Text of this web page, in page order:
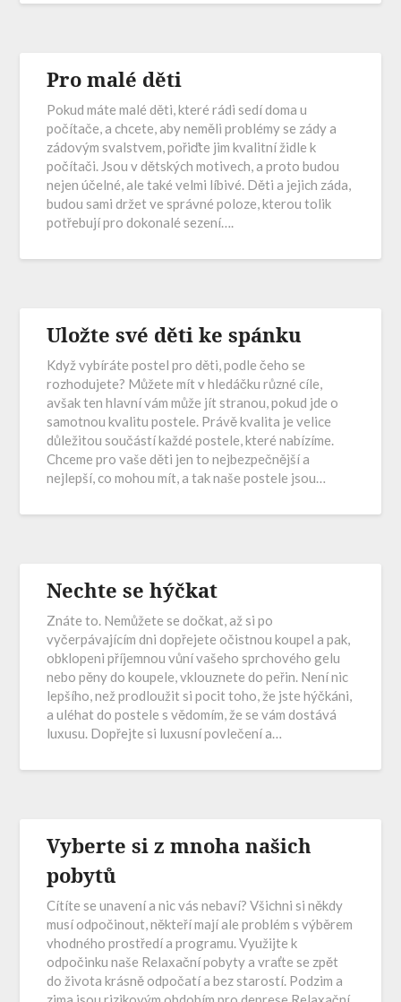
Pro malé děti
Pokud máte malé děti, které rádi sedí doma u
počítače, a chcete, aby neměli problémy se zády a
zádovým svalstvem, pořiďte jim kvalitní židle k
počítači. Jsou v dětských motivech, a proto budou
nejen účelné, ale také velmi líbivé. Děti a jejich záda,
budou sami držet ve správné poloze, kterou tolik
potřebují pro dokonalé sezení….
Uložte své děti ke spánku
Když vybíráte postel pro děti, podle čeho se
rozhodujete? Můžete mít v hledáčku různé cíle,
avšak ten hlavní vám může jít stranou, pokud jde o
samotnou kvalitu postele. Právě kvalita je velice
důležitou součástí každé postele, které nabízíme.
Chceme pro vaše děti jen to nejbezpečnější a
nejlepší, co mohou mít, a tak naše postele jsou…
Nechte se hýčkat
Znáte to. Nemůžete se dočkat, až si po
vyčerpávajícím dni dopřejete očistnou koupel a pak,
obklopeni příjemnou vůní vašeho sprchového gelu
nebo pěny do koupele, vklouznete do peřin. Není nic
lepšího, než prodloužit si pocit toho, že jste hýčkáni,
a uléhat do postele s vědomím, že se vám dostává
luxusu. Dopřejte si luxusní povlečení a…
Vyberte si z mnoha našich
pobytů
Cítíte se unavení a nic vás nebaví? Všichni si někdy
musí odpočinout, někteří mají ale problém s výběrem
vhodného prostředí a programu. Využijte k
odpočinku naše Relaxační pobyty a vraťte se zpět
do života krásně odpočatí a bez starostí. Podzim a